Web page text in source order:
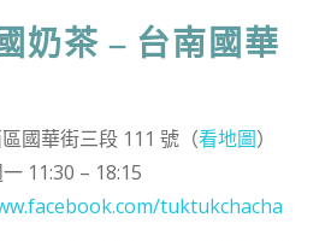
奶茶 – 台南國華
國華街三段 111 號（看地圖）
11:30 – 18:15
tuktukchacha